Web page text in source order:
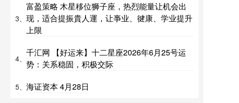
3、
富盈策略 木星移位狮子座，热烈能量让机会出
现，适合提振貴人運，让亊业、徤康、学业提升
上限
4、
千汇网 【好运来】十二星座2026年6月25号运
势：关系稳固，积极交际
5、 海证资本 4月28日